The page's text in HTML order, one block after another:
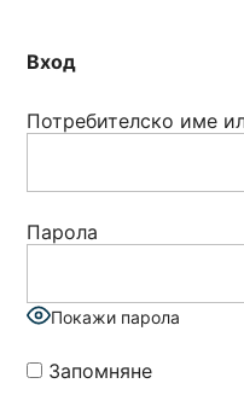
Вход
Потребителско име
Парола
Покажи парола
Запомняне